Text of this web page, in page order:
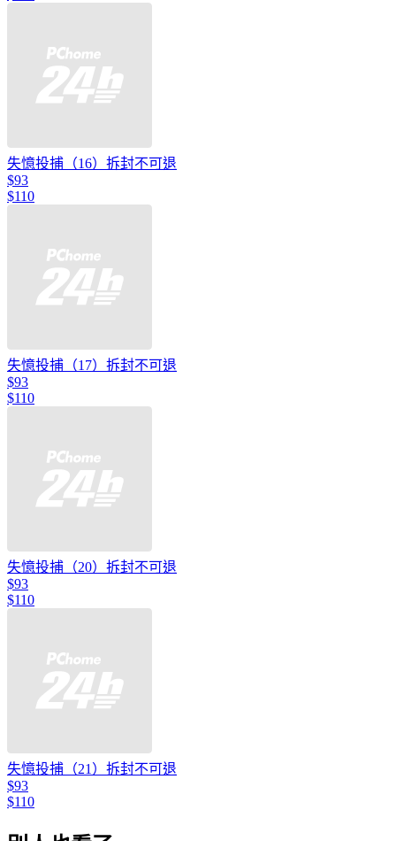
失憶投捕（16）拆封不可退
$93
$110
失憶投捕（17）拆封不可退
$93
$110
失憶投捕（20）拆封不可退
$93
$110
失憶投捕（21）拆封不可退
$93
$110